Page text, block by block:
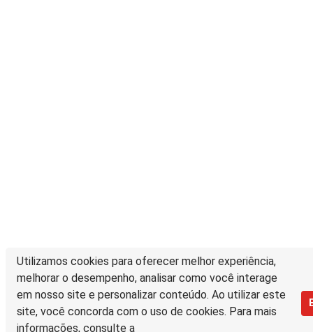
Utilizamos cookies para oferecer melhor experiência,
melhorar o desempenho, analisar como você interage
em nosso site e personalizar conteúdo. Ao utilizar este
site, você concorda com o uso de cookies. Para mais
informações, consulte a